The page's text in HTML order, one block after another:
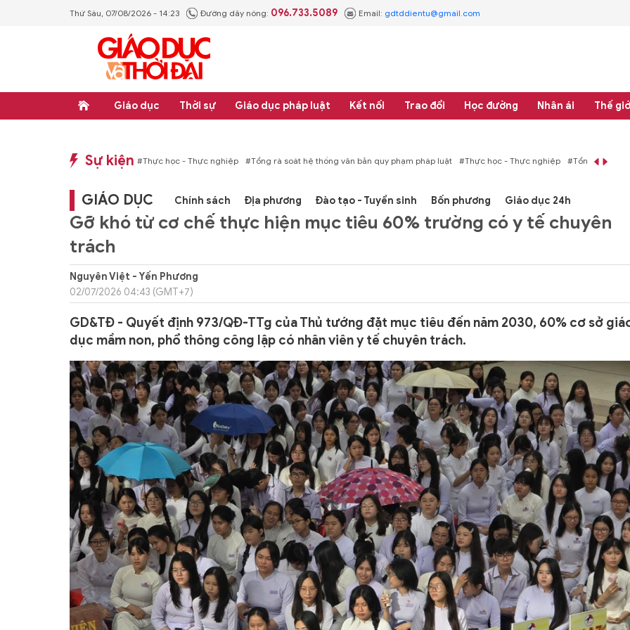
Thứ Sáu, 07/08/2026 - 14:23 Đường dây nóng: 096.733.5089 Email: gdtddientu@gmail.com
Giáo dục Thời sự Giáo dục pháp luật Kết nối Trao đổi Học đường Nhân ái Thế
Sự kiện
#Thực học - Thực nghiệp #Tổng rà soát hệ thống văn bản quy phạm pháp luật #Thực học - Thực nghiệp #Tổng rà soát hệ thống văn bản quy phạm
GIÁO DỤC Chính sách Địa phương Đào tạo - Tuyển sinh Bốn phương Giáo dục 24h
Gỡ khó từ cơ chế thực hiện mục tiêu 60% trường có y tế chuyên
trách
Nguyên Việt - Yến Phương
02/07/2026 04:43 (GMT+7)
GD&TĐ - Quyết định 973/QĐ-TTg của Thủ tướng đặt mục tiêu đến năm 2030, 60% cơ sở
dục mầm non, phổ thông công lập có nhân viên y tế chuyên trách.